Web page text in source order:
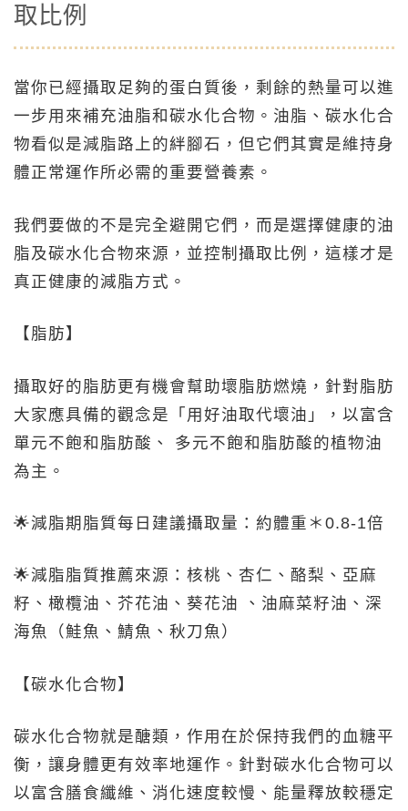
取比例
當你已經攝取足夠的蛋白質後，剩餘的熱量可以進
一步用來補充油脂和碳水化合物。油脂、碳水化合
物看似是減脂路上的絆腳石，但它們其實是維持身
體正常運作所必需的重要營養素。
我們要做的不是完全避開它們，而是選擇健康的油
脂及碳水化合物來源，並控制攝取比例，這樣才是
真正健康的減脂方式。
【脂肪】
攝取好的脂肪更有機會幫助壞脂肪燃燒，針對脂肪
大家應具備的觀念是「用好油取代壞油」，以富含
單元不飽和脂肪酸、 多元不飽和脂肪酸的植物油
為主。
🌟減脂期脂質每日建議攝取量：約體重＊0.8-1倍
🌟減脂脂質推薦來源：核桃、杏仁、酪梨、亞麻
籽、橄欖油、芥花油、葵花油 、油麻菜籽油、深
海魚（鮭魚、鯖魚、秋刀魚）
【碳水化合物】
碳水化合物就是醣類，作用在於保持我們的血糖平
衡，讓身體更有效率地運作。針對碳水化合物可以
以富含膳食纖維、消化速度較慢、能量釋放較穩定